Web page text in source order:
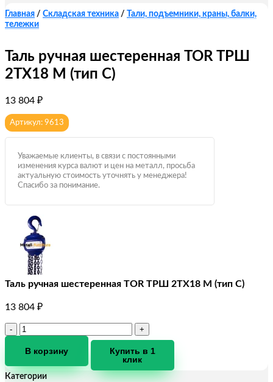
Главная / Складская техника /
Тали, подъемники, краны, балки,
тележки
Таль ручная шестеренная TOR ТРШ
2ТХ18 М (тип C)
13 804 ₽
Артикул: 9613
Уважаемые клиенты, в связи с постоянными
изменения курса валют и цен на металл, просьба
актуальную стоимость уточнять у менеджера!
Спасибо за понимание.
Таль ручная шестеренная TOR ТРШ 2ТХ18 М (тип C)
13 804 ₽
Количество
Таль
шестеренная
В корзину
Купить в 1
клик
Категории